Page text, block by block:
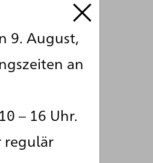
9. August,
an
– 16 Uhr.
regulär